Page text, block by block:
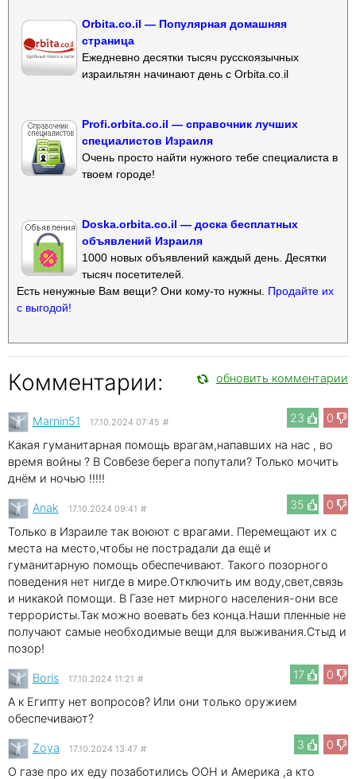
Orbita.co.il — Популярная домашняя
страница
Ежедневно десятки тысяч русскоязычных
израильтян начинают день с Orbita.co.il
Profi.orbita.co.il — справочник лучших
специалистов Израиля
Очень просто найти нужного тебе специалиста в
твоем городе!
Doska.orbita.co.il — доска бесплатных
объявлений Израиля
1000 новых объявлений каждый день. Десятки
тысяч посетителей.
Есть ненужные Вам вещи? Они кому-то нужны. Продайте их
с выгодой!
Комментарии: обновить комментарии
23 0
Marnin51 17.10.2024 07:45 #
Какая гуманитарная помощь врагам,напавших на нас , во
время войны ? В Совбезе берега попутали? Только мочить
днём и ночью !!!!!
35
0
Anak 17.10.2024 09:41 #
Только в Израиле так воюют с врагами. Перемещают их с
места на место,чтобы не пострадали да ещё и
гуманитарную помощь обеспечивают. Такого позорного
поведения нет нигде в мире.Отключить им воду,свет,связь
и никакой помощи. В Газе нет мирного населения-они все
террористы.Так можно воевать без конца.Наши пленные не
получают самые необходимые вещи для выживания.Стыд и
позор!
17
0
Boris 17.10.2024 11:21 #
А к Египту нет вопросов? Или они только оружием
обеспечивают?
3
0
Zoya 17.10.2024 13:47 #
О газе про их еду позаботились ООН и Америка ,а кто